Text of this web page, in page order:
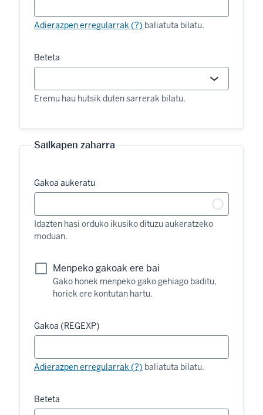
Adierazpen erregularrak (?) baliatuta bilatu.
Beteta
Eremu hau hutsik duten sarrerak bilatu.
Sailkapen zaharra
Gakoa aukeratu
Idazten hasi orduko ikusiko dituzu aukeratzeko
moduan.
Menpeko gakoak ere bai
Gako honek menpeko gako gehiago baditu,
horiek ere kontutan hartu.
Gakoa (REGEXP)
Adierazpen erregularrak (?) baliatuta bilatu.
Beteta